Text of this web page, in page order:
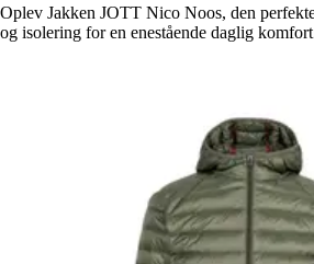
Oplev Jakken JOTT Nico Noos, den
og isolering for en enestående daglig